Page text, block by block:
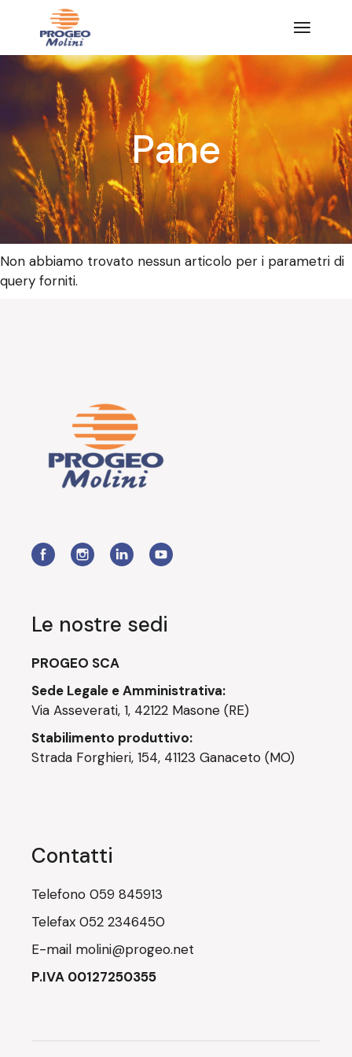
contenuto
Pane
Non abbiamo trovato nessun articolo per i parametri di
query forniti.
Le nostre sedi
PROGEO SCA
Sede Legale e Amministrativa:
Via Asseverati, 1, 42122 Masone (RE)
Stabilimento produttivo:
Strada Forghieri, 154, 41123 Ganaceto (MO)
Contatti
Telefono059 845913
Telefax052 2346450
E-mail molini@progeo.net
P.IVA 00127250355